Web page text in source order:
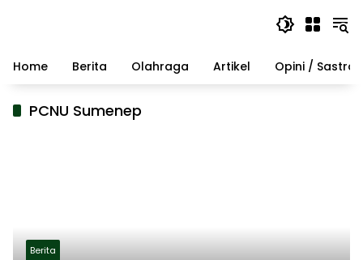
Home
Berita Olahraga Artikel Opini / Sastra
PCNU Sumenep
Berita